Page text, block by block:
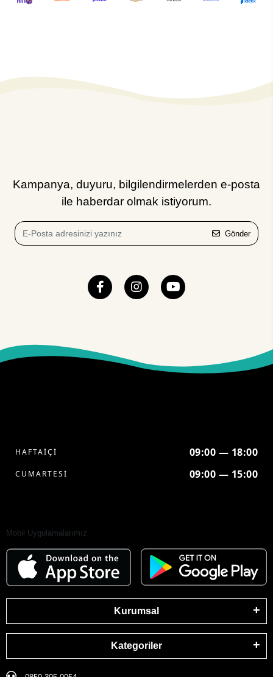
Kampanya, duyuru, bilgilendirmelerden e-posta
ile haberdar olmak istiyorum.
Gönder
HAFTAİÇİ 09:00 — 18:00
CUMARTESİ 09:00 — 15:00
Mobil Uygulamalarımız
Kurumsal
Kategoriler